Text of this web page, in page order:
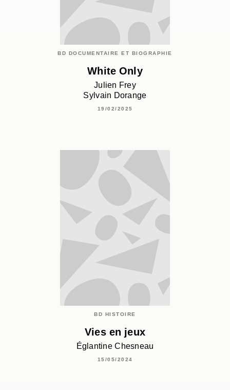
BD DOCUMENTAIRE ET BIOGRAPHIE
White Only
Julien Frey
Sylvain Dorange
19/02/2025
BD HISTOIRE
Vies en jeux
Églantine Chesneau
15/05/2024